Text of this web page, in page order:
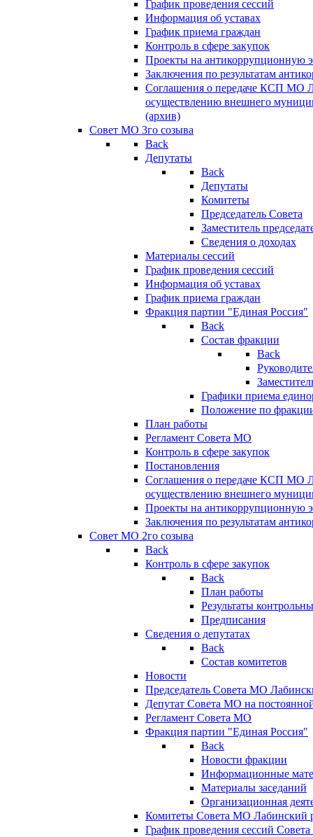
График проведения сессий
Информация об уставах
График приема граждан
Контроль в сфере закупок
Проекты на антикоррупционную
Заключения по результатам
Соглашения о передаче КСП МО
осуществлению внешнего
(архив)
Совет МО 3го созыва
Back
Депутаты
Back
Депутаты
Комитеты
Председатель Совета
Заместитель
Сведения о доходах
Материалы сессий
График проведения сессий
Информация об уставах
График приема граждан
Фракция партии "Единая Россия"
Back
Состав фракции
Back
Графики приема
Положение по
План работы
Регламент Совета МО
Контроль в сфере закупок
Постановления
Соглашения о передаче КСП МО
осуществлению внешнего
Проекты на антикоррупционную
Заключения по результатам
Совет МО 2го созыва
Back
Контроль в сфере закупок
Back
План работы
Результаты
Предписания
Сведения о депутатах
Back
Состав комитетов
Новости
Председатель Совета МО
Депутат Совета МО на
Регламент Совета МО
Фракция партии "Единая Россия"
Back
Новости фракции
Информационные
Материалы заседаний
Организационная
Комитеты Совета МО Лабинский
График проведения сессий